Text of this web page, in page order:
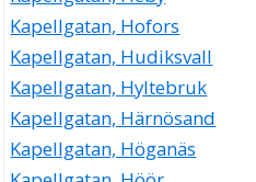
Kapellgatan, Hofors
Kapellgatan, Hudiksvall
Kapellgatan, Hyltebruk
Kapellgatan, Härnösand
Kapellgatan, Höganäs